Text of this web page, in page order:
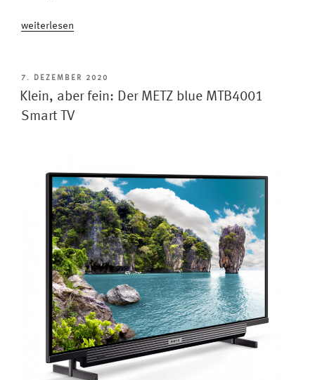
„Jeder
noch
in
die
Zeitpunkt
trennen“
weiterlesen
VERÖFFENTLICHT
AM
7. DEZEMBER 2020
Klein, aber fein: Der METZ blue MTB4001
Smart TV